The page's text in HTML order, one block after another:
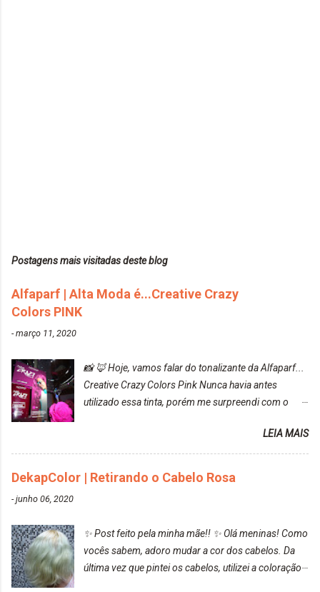
Postagens mais visitadas deste blog
Alfaparf | Alta Moda é...Creative Crazy
Colors PINK
-março 11, 2020
📸 🦊 Hoje, vamos falar do tonalizante da Alfaparf...
Creative Crazy Colors Pink Nunca havia antes
utilizado essa tinta, porém me surpreendi com o
turquesa (meio desbotado), e após a utilização meu
cabelo ficou roxo com mechinhas azul, rosa e meio
cinza... FICOU LINDOOOOO!!! Cabelo antes: Cabelo
depois: Bom, sobre a tinta, eu achei ela muito liquida,
tinta ficava manchado. Meu banheiro inteiro ficou
rosa, minha mão, meu corpo todo, porém, ela tem
uma fixação muito boa (Deu para perceber kkk) Sem
LEIA MAIS
DekapColor | Retirando o Cabelo Rosa
-junho 06, 2020
✨ Post feito pela minha mãe!! ✨ Olá meninas! Como
vocês sabem, adoro mudar a cor dos cabelos. Da
última vez que pintei os cabelos, utilizei a coloração